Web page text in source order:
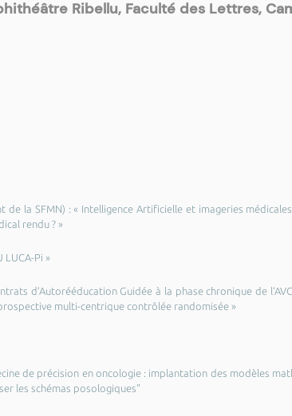
Ribellu, Faculté des Lettres,
de la SFMN) : « Intelligence Artificielle et imageries
rendu ? »
LUCA-Pi »
d’Autorééducation Guidée à la phase chronique de
multi-centrique contrôlée randomisée »
de précision en oncologie : implantation des modèles
les schémas posologiques"